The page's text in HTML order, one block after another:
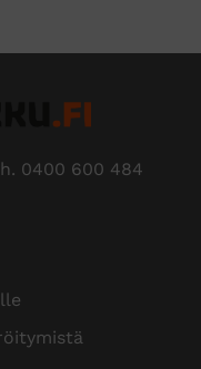
0400 600 484